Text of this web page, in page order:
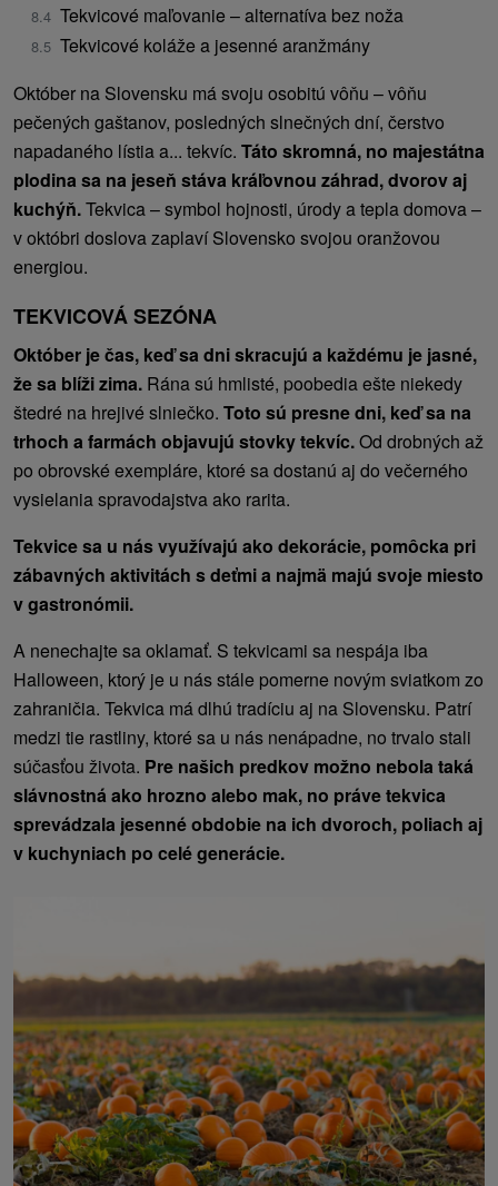
Tekvicové maľovanie – alternatíva bez noža
Tekvicové koláže a jesenné aranžmány
Október na Slovensku má svoju osobitú vôňu – vôňu
pečených gaštanov, posledných slnečných dní, čerstvo
napadaného lístia a... tekvíc. Táto skromná, no majestátna
plodina sa na jeseň stáva kráľovnou záhrad, dvorov aj
kuchýň.Tekvica – symbol hojnosti, úrody a tepla domova –
v októbri doslova zaplaví Slovensko svojou oranžovou
energiou.
TEKVICOVÁ SEZÓNA
Október je čas, keď sa dni skracujú a každému je jasné,
že sa blíži zima. Rána sú hmlisté, poobedia ešte niekedy
štedré na hrejivé slniečko. Toto sú presne dni, keď sa na
trhoch a farmách objavujú stovky tekvíc.Od drobných až
po obrovské exempláre, ktoré sa dostanú aj do večerného
vysielania spravodajstva ako rarita.
Tekvice sa u nás využívajú ako dekorácie, pomôcka pri
zábavných aktivitách s deťmi a najmä majú svoje miesto
v gastronómii.
A nenechajte sa oklamať. S tekvicami sa nespája iba
Halloween, ktorý je u nás stále pomerne novým sviatkom zo
zahraničia. Tekvica má dlhú tradíciu aj na Slovensku. Patrí
medzi tie rastliny, ktoré sa u nás nenápadne, no trvalo stali
súčasťou života. Pre našich predkov možno nebola taká
slávnostná ako hrozno alebo mak, no práve tekvica
sprevádzala jesenné obdobie na ich dvoroch, poliach aj
v kuchyniach po celé generácie.